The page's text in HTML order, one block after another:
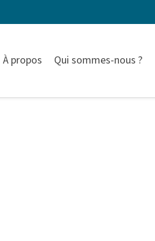
À propos Qui sommes-nous ?